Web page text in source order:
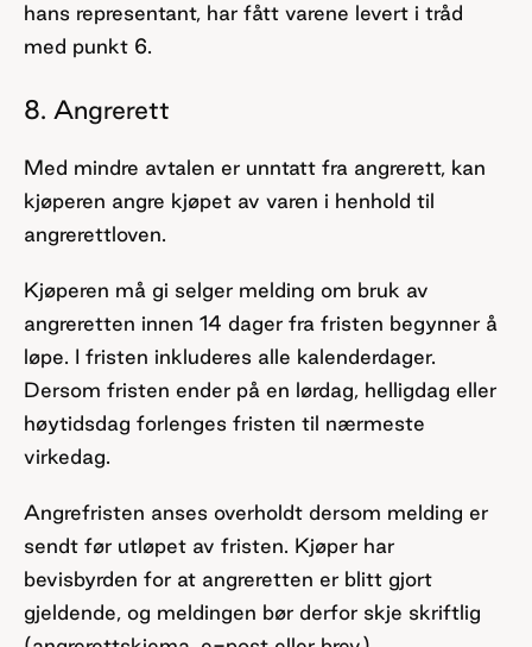
hans representant, har fått varene levert i tråd
med punkt 6.
8. Angrerett
Med mindre avtalen er unntatt fra angrerett, kan
kjøperen angre kjøpet av varen i henhold til
angrerettloven.
Kjøperen må gi selger melding om bruk av
angreretten innen 14 dager fra fristen begynner å
løpe. I fristen inkluderes alle kalenderdager.
Dersom fristen ender på en lørdag, helligdag eller
høytidsdag forlenges fristen til nærmeste
virkedag.
Angrefristen anses overholdt dersom melding er
sendt før utløpet av fristen. Kjøper har
bevisbyrden for at angreretten er blitt gjort
gjeldende, og meldingen bør derfor skje skriftlig